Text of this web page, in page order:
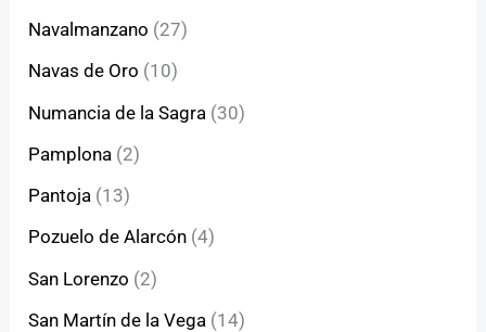
Navalmanzano (27)
Navas de Oro (10)
Numancia de la Sagra (30)
Pamplona (2)
Pantoja (13)
Pozuelo de Alarcón (4)
San Lorenzo (2)
San Martín de la Vega (14)